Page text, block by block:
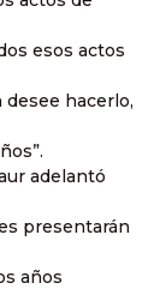
esos actos
hacerlo,
adelantó
presentarán
años